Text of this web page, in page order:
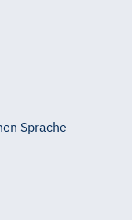
Sprache